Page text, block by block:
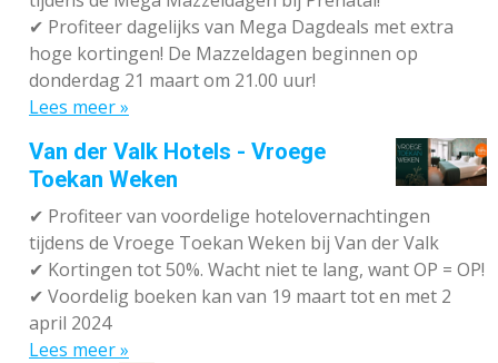
✔ Profiteer dagelijks van Mega Dagdeals met extra
hoge kortingen! De Mazzeldagen beginnen op
donderdag 21 maart om 21.00 uur!
Lees meer »
Van der Valk Hotels - Vroege
Toekan Weken
✔ Profiteer van voordelige hotelovernachtingen
tijdens de Vroege Toekan Weken bij Van der Valk
✔ Kortingen tot 50%. Wacht niet te lang, want OP = OP!
✔ Voordelig boeken kan van 19 maart tot en met 2
april 2024
Lees meer »